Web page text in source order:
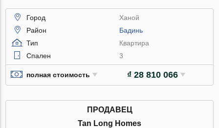
Город
Ханой
Район
Бадинь
Тип
Квартира
Спален
3
полная стоимость ₫ 28 810 066
ПРОДАВЕЦ
Tan Long Homes